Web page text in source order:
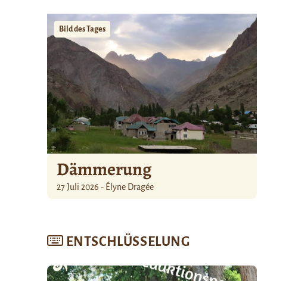
Bild des Tages
Dämmerung
27 Juli 2026 - Élyne Dragée
ENTSCHLÜSSELUNG